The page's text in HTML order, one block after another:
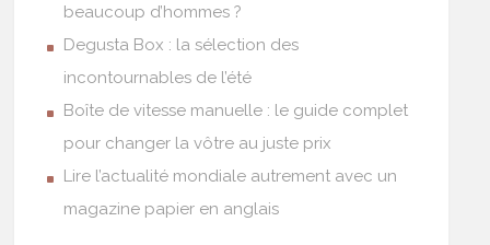
beaucoup d’hommes ?
Degusta Box : la sélection des
incontournables de l’été
Boîte de vitesse manuelle : le guide complet
pour changer la vôtre au juste prix
Lire l’actualité mondiale autrement avec un
magazine papier en anglais